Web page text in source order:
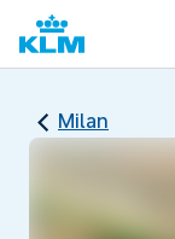
Milan